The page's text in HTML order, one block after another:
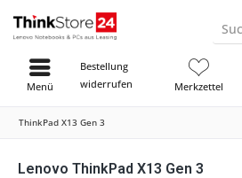
Bestellung
widerrufen
Merkzettel
Menü
ThinkPad X13 Gen 3
Lenovo ThinkPad X13 Gen 3